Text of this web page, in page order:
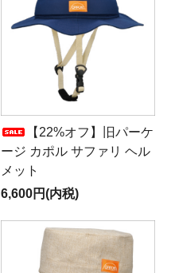
【22%オフ】旧パーケ
ージ カポル サファリ ヘル
メット
6,600円(内税)